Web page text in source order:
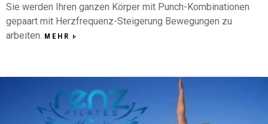
Sie werden Ihren ganzen Körper mit Punch-Kombinationen
gepaart mit Herzfrequenz-Steigerung Bewegungen zu
arbeiten. MEHR